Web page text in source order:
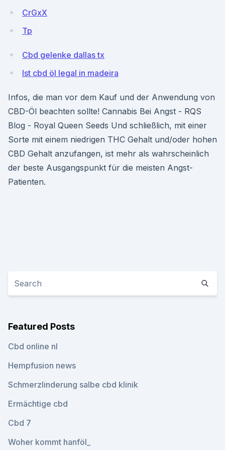
CrGxX
Tp
Cbd gelenke dallas tx
Ist cbd öl legal in madeira
Infos, die man vor dem Kauf und der Anwendung von
CBD-Öl beachten sollte! Cannabis Bei Angst - RQS
Blog - Royal Queen Seeds Und schließlich, mit einer
Sorte mit einem niedrigen THC Gehalt und/oder hohen
CBD Gehalt anzufangen, ist mehr als wahrscheinlich
der beste Ausgangspunkt für die meisten Angst-
Patienten.
Featured Posts
Cbd online nl
Hempfusion news
Schmerzlinderung salbe cbd klinik
Ermächtige cbd
Cbd 7
Woher kommt hanföl_